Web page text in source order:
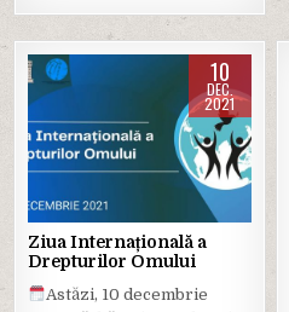
10
DEC.
2021
Posted
in
Ziua Internațională a
Drepturilor Omului
Astăzi, 10 decembrie